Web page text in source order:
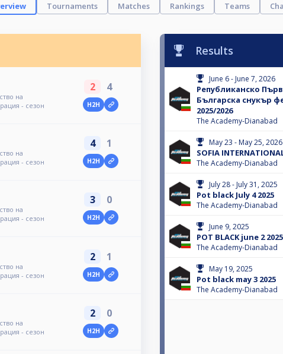
Tournaments Matches Rankings Teams
на
- сезон
2 4
H2H
на
- сезон
4 1
H2H
на
- сезон
3 0
H2H
на
- сезон
2 1
H2H
на
- сезон
2 0
H2H
Results
June 6 - June 7, 2026
Републиканско
Българска снукър
2025/2026
The Academy-Dianabad
May 23 - May 25, 2026
SOFIA
The Academy-Dianabad
July 28 - July 31, 2025
Pot black July 4 2025
The Academy-Dianabad
June 9, 2025
POT BLACK june 2 2025
The Academy-Dianabad
May 19, 2025
Pot black may 3 2025
The Academy-Dianabad